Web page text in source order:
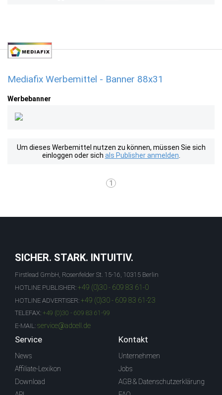
Mediafix Werbemittel - Banner 88x31
Werbebanner
Um dieses Werbemittel nutzen zu können, müssen Sie sich
einloggen oder sich als Publisher anmelden
1
SICHER. STARK. INTUITIV.
Firstlead GmbH, Rosenfelder St. 15-16, 10315 Berlin
HOTLINE PUBLISHER: +49 (0)30 - 609 83 61-0
HOTLINE ADVERTISER: +49 (0)30 - 609 83 61-23
TELEFAX: +49 (0)30 - 609 83 61-99
E-MAIL: service@adcell.de
Service
News
Affiliate-Lexikon
Download
Kontakt
Unternehmen
Jobs
AGB & Datenschutzerklärung